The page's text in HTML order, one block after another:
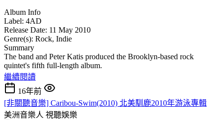
Album Info
Label: 4AD
Release Date: 11 May 2010
Genre(s): Rock, Indie
Summary
The band and Peter Katis produced the Brooklyn-based rock
quintet's fifth full-length album.
繼續閱讀
16年前
[非關聽音樂] Caribou-Swim(2010) 北美馴鹿2010年游泳專輯
美洲音樂人 視聽娛樂